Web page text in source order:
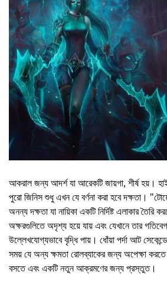
আকরাল জন্য আদর্শ যা আরেকটি জায়গা, শীর্ষ হয়।
পুরো জিনিস শুধু এখন যে বর্ণনা করা হবে দক্ষতা।
অনন্য দক্ষতা যা নায়িকা একটি নির্দিষ্ট এলাকার তৈরি
অক্ষরগুলিতে অদৃশ্য হয়ে যায় এবং যেখানে তার
উল্লেখযোগ্যভাবে বৃদ্ধি পায়। ধোঁয়া পর্দা আট
সময় যে অন্য ক্ষমতা রোলব্যাকের জন্য অপেক্ষা করতে
বসতে এবং একটি নতুন আক্রমণের জন্য প্রস্তুত।